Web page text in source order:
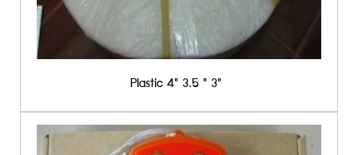
Plastic 4" 3.5 " 3"